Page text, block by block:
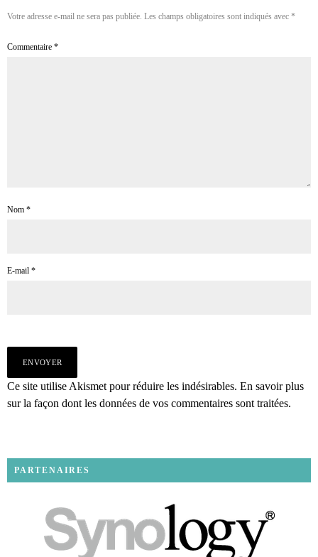
Votre adresse e-mail ne sera pas publiée. Les champs obligatoires sont indiqués avec *
Commentaire *
Nom *
E-mail *
Ce site utilise Akismet pour réduire les indésirables. En savoir plus
sur la façon dont les données de vos commentaires sont traitées.
PARTENAIRES